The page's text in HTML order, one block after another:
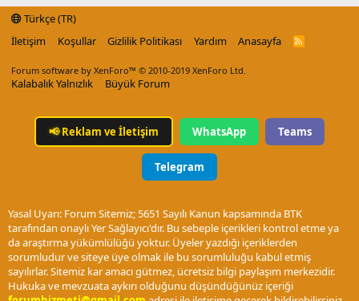
Türkçe (TR)
İletişim
Koşullar Gizlilik Politikası Yardım Anasayfa
R
Forum software by XenForo™ © 2010-2019 XenForo Ltd.
Kalabalık Yalnızlık Büyük Forum
📢Reklam ve İletişim WhatsApp Teams
Telegram
Yasal Uyarı: Forum Sitemiz; 5651 Sayılı Kanun kapsamında BTK
tarafından onaylı Yer Sağlayıcı'dır. Bu sebeple içerikleri kontrol etme ya
da araştırma yükümlülüğü yoktur. Üyeler yazdığı içeriklerden
sorumludur ve siteye üye olmak ile bu sorumluluğu kabul etmiş
sayılırlar. Sitemiz kar amacı gütmez, ücretsiz bilgi paylaşım merkezidir.
Hukuka ve mevzuata aykırı olduğunu düşündüğünüz içeriği